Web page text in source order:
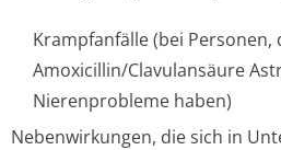
Krampfanfälle (bei Personen,
Amoxicillin/Cla­vulansäure
Nierenprobleme ha­ben)
Nebenwirkungen, die sich in